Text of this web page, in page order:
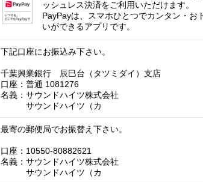
ッシュレス決済をご利用いただけます。
PayPayは、スマホひとつでカンタン・お
いができるアプリです。
下記口座にお振込み下さい。
千葉興業銀行 辰巳台（タツミダイ）支店
口座：普通 1081276
名義：サウンドハイツ株式会社
サウンドハイツ（カ
最寄の郵便局でお振替え下さい。
口座：10550-80882621
名義：サウンドハイツ株式会社
サウンドハイツ（カ